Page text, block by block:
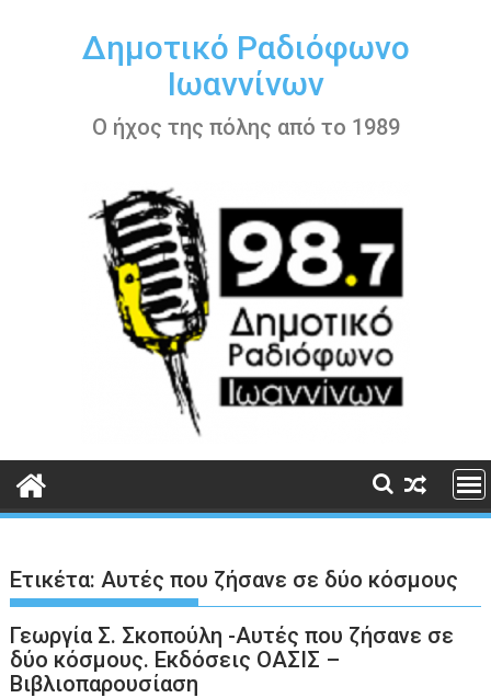
περιεχόμενοΔημοτικό Ραδιόφωνο
Ιωαννίνων
Ο ήχος της πόλης από το 1989
Ετικέτα:Αυτές που ζήσανε σε δύο κόσμους
Γεωργία Σ. Σκοπούλη -Αυτές που ζήσανε σε
δύο κόσμους. Εκδόσεις ΟΑΣΙΣ –
Βιβλιοπαρουσίαση